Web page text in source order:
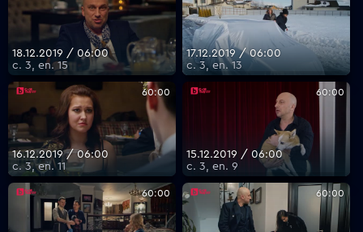
18.12.2019 / 06:00
с. 3, еп. 15
17.12.2019 / 06:00
с. 3, еп. 13
60:00
16.12.2019 / 06:00
с. 3, еп. 11
60:00
15.12.2019 / 06:00
с. 3, еп. 9
60:00 60:00